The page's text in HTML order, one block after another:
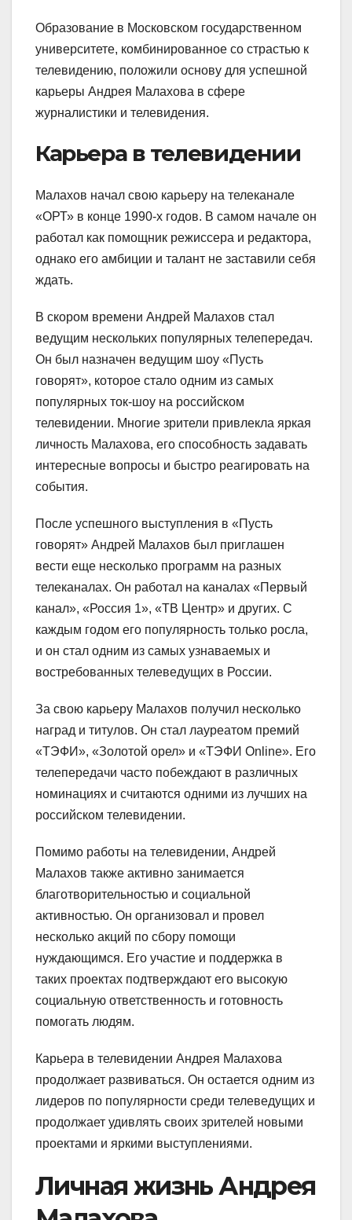
Образование в Московском государственном
университете, комбинированное со страстью к
телевидению, положили основу для успешной
карьеры Андрея Малахова в сфере
журналистики и телевидения.
Карьера в телевидении
Малахов начал свою карьеру на телеканале
«ОРТ» в конце 1990-х годов. В самом начале он
работал как помощник режиссера и редактора,
однако его амбиции и талант не заставили себя
ждать.
В скором времени Андрей Малахов стал
ведущим нескольких популярных телепередач.
Он был назначен ведущим шоу «Пусть
говорят», которое стало одним из самых
популярных ток-шоу на российском
телевидении. Многие зрители привлекла яркая
личность Малахова, его способность задавать
интересные вопросы и быстро реагировать на
события.
После успешного выступления в «Пусть
говорят» Андрей Малахов был приглашен
вести еще несколько программ на разных
телеканалах. Он работал на каналах «Первый
канал», «Россия 1», «ТВ Центр» и других. С
каждым годом его популярность только росла,
и он стал одним из самых узнаваемых и
востребованных телеведущих в России.
За свою карьеру Малахов получил несколько
наград и титулов. Он стал лауреатом премий
«ТЭФИ», «Золотой орел» и «ТЭФИ Online». Его
телепередачи часто побеждают в различных
номинациях и считаются одними из лучших на
российском телевидении.
Помимо работы на телевидении, Андрей
Малахов также активно занимается
благотворительностью и социальной
активностью. Он организовал и провел
несколько акций по сбору помощи
нуждающимся. Его участие и поддержка в
таких проектах подтверждают его высокую
социальную ответственность и готовность
помогать людям.
Карьера в телевидении Андрея Малахова
продолжает развиваться. Он остается одним из
лидеров по популярности среди телеведущих и
продолжает удивлять своих зрителей новыми
проектами и яркими выступлениями.
Личная жизнь Андрея